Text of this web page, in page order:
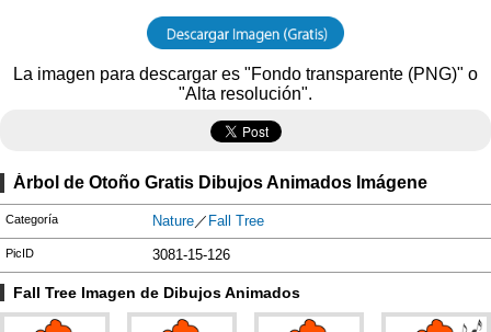
La imagen para descargar es "Fondo transparente (PNG)" o
"Alta resolución".
Árbol de Otoño Gratis Dibujos Animados Imágene
Categoría Nature／ Fall Tree
PicID 3081-15-126
Fall Tree Imagen de Dibujos Animados